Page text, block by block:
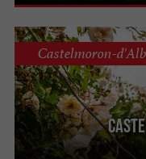
Castelmoron-